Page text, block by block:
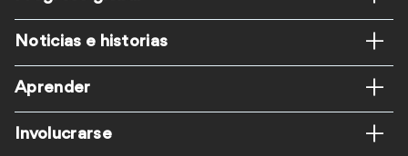
Noticias e historias
Aprender
Involucrarse